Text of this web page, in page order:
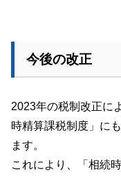
今後の改正
2023年の税制改正に
時精算課税制度」に
ます。
これにより、「相続